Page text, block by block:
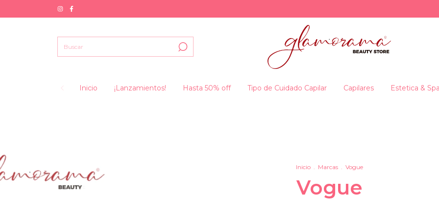
Inicio ¡Lanzamientos! Hasta 50% off Tipo de Cuidado Capilar Capilares Estetica & Spa
Inicio Marcas Vogue
Vogue